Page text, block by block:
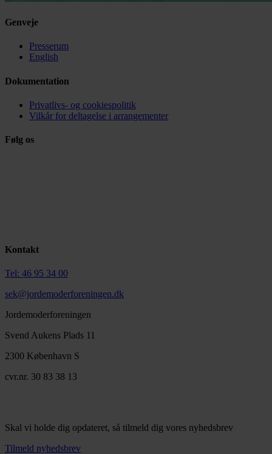
Genveje
Presserum
English
Dokumentation
Privatlivs- og cookiespolitik
Vilkår for deltagelse i arrangementer
Følg os
Kontakt
Tel: 46 95 34 00
sek@jordemoderforeningen.dk
Jordemoderforeningen
Svend Aukens Plads 11
2300 København S
cvr.nr. 30 83 38 13
Skal vi holde dig opdateret, så tilmeld dig vores nyhedsbrev
Tilmeld nyhedsbrev